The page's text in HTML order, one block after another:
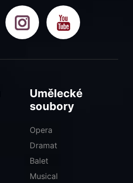
Umělecké
soubory
Opera
Dramat
Balet
Musical